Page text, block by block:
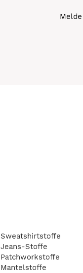
Sweatshirtstoffe
Jeans-Stoffe
Patchworkstoffe
Mantelstoffe